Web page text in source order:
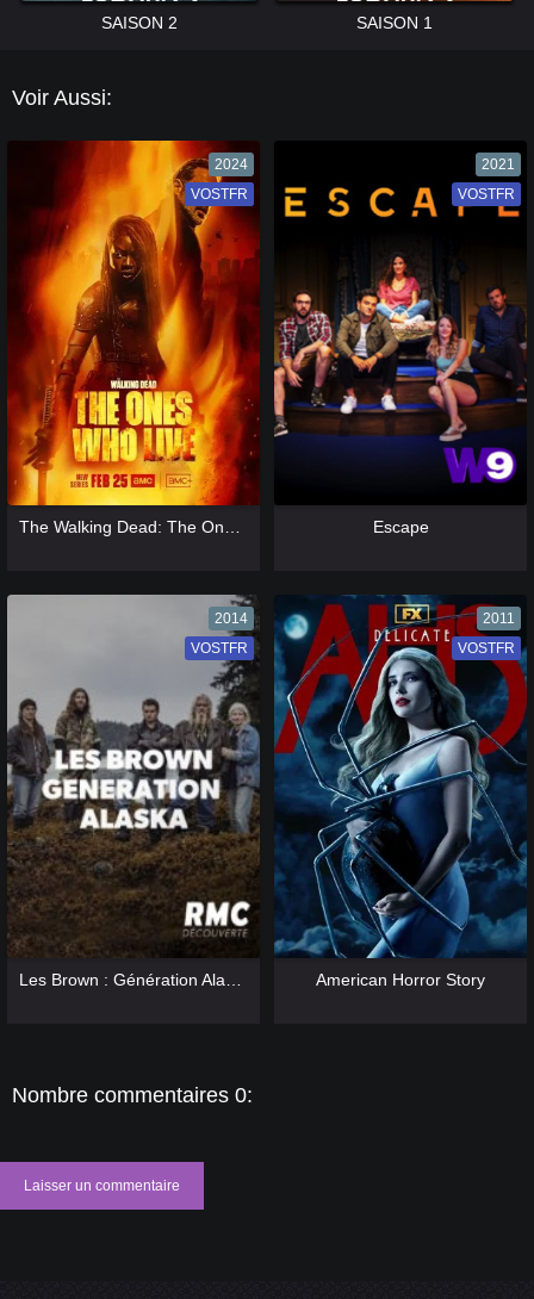
SAISON 2 SAISON 1
Voir Aussi:
2024
VF
VOSTFR
2021
VF
VOSTFR
Escape
2014
VF
VOSTFR
2011
VF
VOSTFR
American Horror Story
Nombre commentaires 0:
Laisser un commentaire